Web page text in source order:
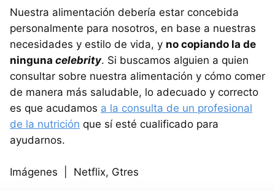
Nuestra alimentación debería estar concebida
personalmente para nosotros, en base a nuestras
necesidades y estilo de vida, y no copiando la de
ninguna celebrity. Si buscamos alguien a quien
consultar sobre nuestra alimentación y cómo comer
de manera más saludable, lo adecuado y correcto
es que acudamos a la consulta de un profesional
de la nutrición que sí esté cualificado para
ayudarnos.
Imágenes | Netflix, Gtres